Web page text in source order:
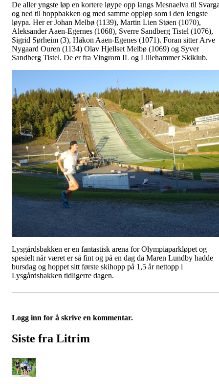
De aller yngste løp en kortere løype opp langs Mesnaelva til
og ned til hoppbakken og med samme oppløp som i den lengste
løypa. Her er Johan Melbø (1139), Martin Lien Støen (1070),
Aleksander Aaen-Egernes (1068), Sverre Sandberg Tistel (1076),
Sigrid Sørheim (3), Håkon Aaen-Egenes (1071). Foran sitter Arve
Nygaard Ouren (1134) Olav Hjellset Melbø (1069) og Syver
Sandberg Tistel. De er fra Vingrom IL og Lillehammer Skiklub.
Lysgårdsbakken er en fantastisk arena for Olympiaparkløpet og
spesielt når været er så fint og på en dag da Maren Lundby hadde
bursdag og hoppet sitt første skihopp på 1,5 år nettopp i
Lysgårdsbakken tidligerre dagen.
Logg inn for å skrive en kommentar.
Siste fra Litrim